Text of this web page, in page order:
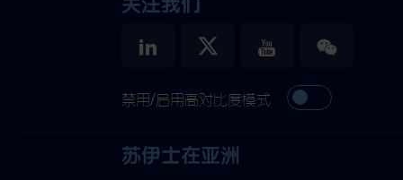
禁用/启用高对比度模式
苏伊士在亚洲